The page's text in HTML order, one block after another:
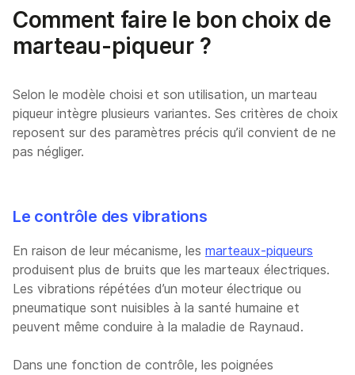
Comment faire le bon choix de
marteau-piqueur ?
Selon le modèle choisi et son utilisation, un marteau
piqueur intègre plusieurs variantes. Ses critères de choix
reposent sur des paramètres précis qu’il convient de ne
pas négliger.
Le contrôle des vibrations
En raison de leur mécanisme, les marteaux-piqueurs
produisent plus de bruits que les marteaux électriques.
Les vibrations répétées d’un moteur électrique ou
pneumatique sont nuisibles à la santé humaine et
peuvent même conduire à la maladie de Raynaud.
Dans une fonction de contrôle, les poignées